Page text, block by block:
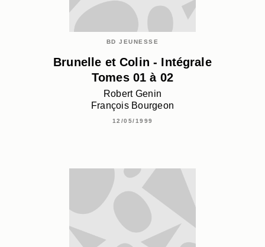
BD JEUNESSE
Brunelle et Colin - Intégrale
Tomes 01 à 02
Robert Genin
François Bourgeon
12/05/1999